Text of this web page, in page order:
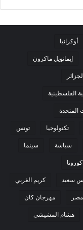
أوكرانيا
إيمانويل ماكرون
الفلسطينية
المتحدة
تكنولوجيا تونس
سياسة سينما
سعيد كريم الغربي
مصر مهرجان كان
هشام المشيشي